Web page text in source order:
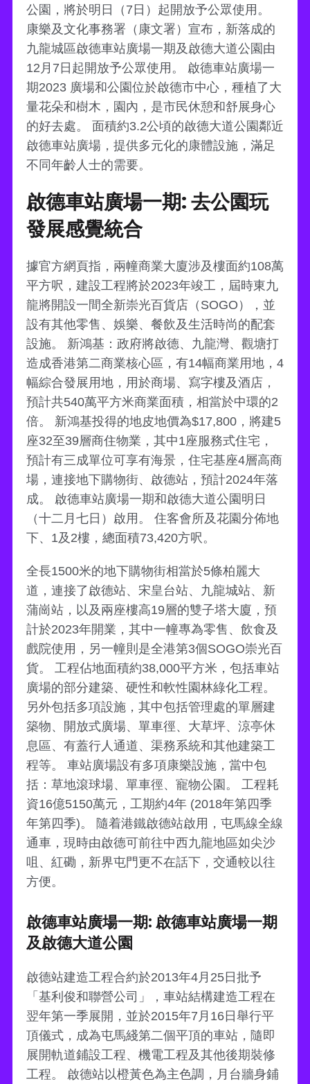
公園，將於明日（7日）起開放予公眾使用。
康樂及文化事務署（康文署）宣布，新落成的
九龍城區啟德車站廣場一期及啟德大道公園由
12月7日起開放予公眾使用。 啟德車站廣場一
期2023 廣場和公園位於啟德市中心，種植了大
量花朵和樹木，園內，是市民休憩和舒展身心
的好去處。 面積約3.2公頃的啟德大道公園鄰近
啟德車站廣場，提供多元化的康體設施，滿足
不同年齡人士的需要。
啟德車站廣場一期: 去公園玩
發展感覺統合
據官方網頁指，兩幢商業大廈涉及樓面約108萬
平方呎，建設工程將於2023年竣工，屆時東九
龍將開設一間全新崇光百貨店（SOGO），並
設有其他零售、娛樂、餐飲及生活時尚的配套
設施。 新鴻基：政府將啟德、九龍灣、觀塘打
造成香港第二商業核心區，有14幅商業用地，4
幅綜合發展用地，用於商場、寫字樓及酒店，
預計共540萬平方米商業面積，相當於中環的2
倍。 新鴻基投得的地皮地價為$17,800，將建5
座32至39層商住物業，其中1座服務式住宅，
預計有三成單位可享有海景，住宅基座4層高商
場，連接地下購物街、啟德站，預計2024年落
成。 啟德車站廣場一期和啟德大道公園明日
（十二月七日）啟用。 住客會所及花園分佈地
下、1及2樓，總面積73,420方呎。
全長1500米的地下購物街相當於5條柏麗大
道，連接了啟德站、宋皇台站、九龍城站、新
蒲崗站，以及兩座樓高19層的雙子塔大廈，預
計於2023年開業，其中一幢專為零售、飲食及
戲院使用，另一幢則是全港第3個SOGO崇光百
貨。 工程佔地面積約38,000平方米，包括車站
廣場的部分建築、硬性和軟性園林綠化工程。
另外包括多項設施，其中包括管理處的單層建
築物、開放式廣場、單車徑、大草坪、涼亭休
息區、有蓋行人通道、渠務系統和其他建築工
程等。 車站廣場設有多項康樂設施，當中包
括：草地滾球場、單車徑、寵物公園。 工程耗
資16億5150萬元，工期約4年 (2018年第四季
年第四季)。 隨着港鐵啟德站啟用，屯馬線全線
通車，現時由啟德可前往中西九龍地區如尖沙
咀、紅磡，新界屯門更不在話下，交通較以往
方便。
啟德車站廣場一期: 啟德車站廣場一期
及啟德大道公園
啟德站建造工程合約於2013年4月25日批予
「基利俊和聯營公司」，車站結構建造工程在
翌年第一季展開，並於2015年7月16日舉行平
頂儀式，成為屯馬綫第二個平頂的車站，隨即
展開軌道鋪設工程、機電工程及其他後期裝修
工程。 啟德站以橙黃色為主色調，月台牆身鋪